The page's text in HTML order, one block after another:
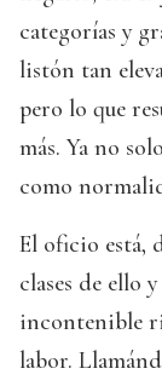
categorías y
listón tan
pero lo que
más. Ya no
como
El oficio está,
clases de ello
incontenible
labor.